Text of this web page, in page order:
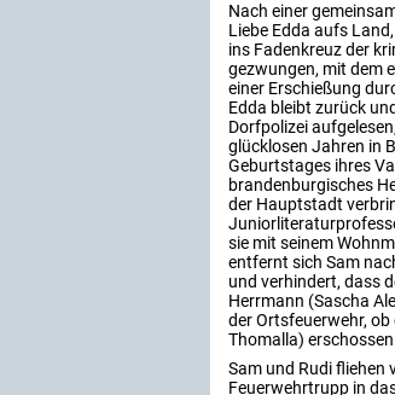
Nach einer
Liebe Edda aufs
ins Fadenkreuz der
gezwungen, mit dem
einer Erschießung
Edda bleibt zurück
Dorfpolizei
glücklosen Jahren in
Geburtstages ihres
brandenburgisches
der Hauptstadt
sie mit seinem
entfernt sich Sam
und verhindert, dass
Herrmann (Sascha
der Ortsfeuerwehr,
Thomalla)
Sam und Rudi fliehen
Feuerwehrtrupp in